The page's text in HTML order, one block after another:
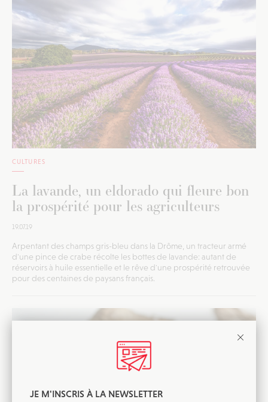
CULTURES
La lavande, un eldorado qui fleure bon
la prospérité pour les agriculteurs
19.07.19
Arpentant des champs gris-bleu dans la Drôme, un tracteur armé
d'une pince de crabe récolte les bottes de lavande: autant de
réservoirs à huile essentielle et le rêve d'une prospérité retrouvée
pour des centaines de paysans français.
JE M'INSCRIS À LA NEWSLETTER